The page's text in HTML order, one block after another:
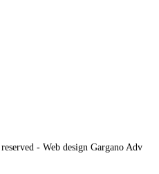
- Web design Gargano Adv